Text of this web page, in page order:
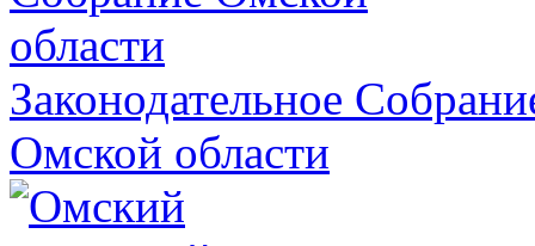
Законодательное
Омской области